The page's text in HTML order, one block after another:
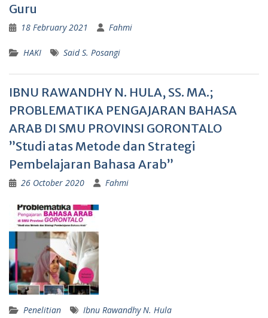
Guru
18 February 2021 Fahmi
HAKI Said S. Posangi
IBNU RAWANDHY N. HULA, SS. MA.;
PROBLEMATIKA PENGAJARAN BAHASA
ARAB DI SMU PROVINSI GORONTALO
”Studi atas Metode dan Strategi
Pembelajaran Bahasa Arab”
26 October 2020 Fahmi
Penelitian Ibnu Rawandhy N. Hula